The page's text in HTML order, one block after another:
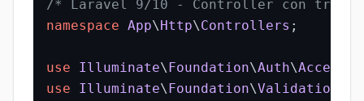
/* Laravel 9/10 - Controller con
namespace App\Http\Controllers ;
use Illuminate\Foundation\Auth\Access
use
Illuminate\Foundation\Validation